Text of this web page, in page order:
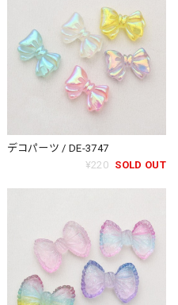
デコパーツ / DE-3747
¥220 SOLD OUT